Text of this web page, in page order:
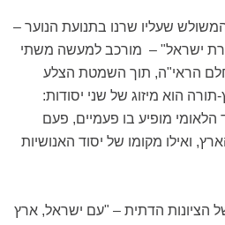
שעליו שרנו בתנועת הנוער –
ישראל" – מורכב למעשה משתי
הראי"ה, תוך השמטת הצלע
הוא מיזוג של שני יסודות:
הלאומי מופיע בו פעמיים, פעם
ואילו מקומו של יסוד האנושיות
הציונות הדתית – "עם ישראל, ארץ